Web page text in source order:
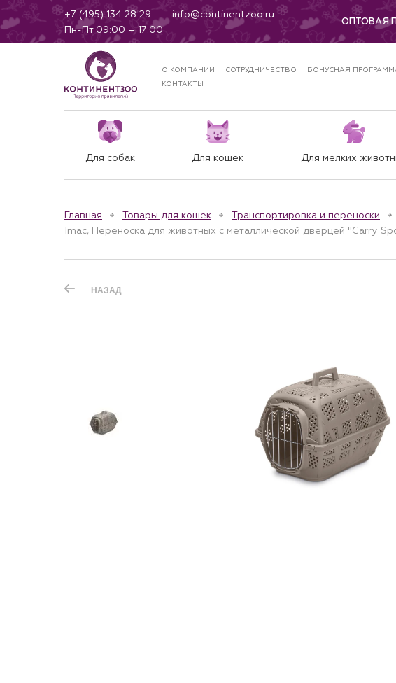
+7 (495) 134 28 29
info@continentzoo.ru
Пн-Пт 09:00 – 17:00
ОПТОВАЯ
О КОМПАНИИ СОТРУДНИЧЕСТВО БОНУСНАЯ
КОНТАКТЫ
Для собак Для кошек Для мелких
Главная Товары для кошек Транспортировка и переноски
Imac, Переноска для животных с металлической дверцей "Carry
НАЗАД